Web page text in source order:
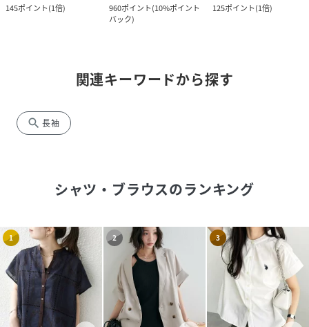
145ポイント(1倍)
960ポイント(10%ポイント
バック)
125ポイント(1倍)
関連キーワードから探す
search 長袖
シャツ・ブラウスのランキング
1 2 3